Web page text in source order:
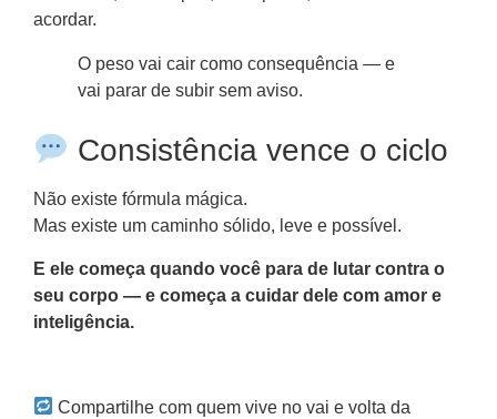
acordar.
O peso vai cair como consequência — e
vai parar de subir sem aviso.
Consistência vence o ciclo
Não existe fórmula mágica.
Mas existe um caminho sólido, leve e possível.
E ele começa quando você para de lutar contra o
seu corpo — e começa a cuidar dele com amor e
inteligência.
Compartilhe com quem vive no vai e volta da